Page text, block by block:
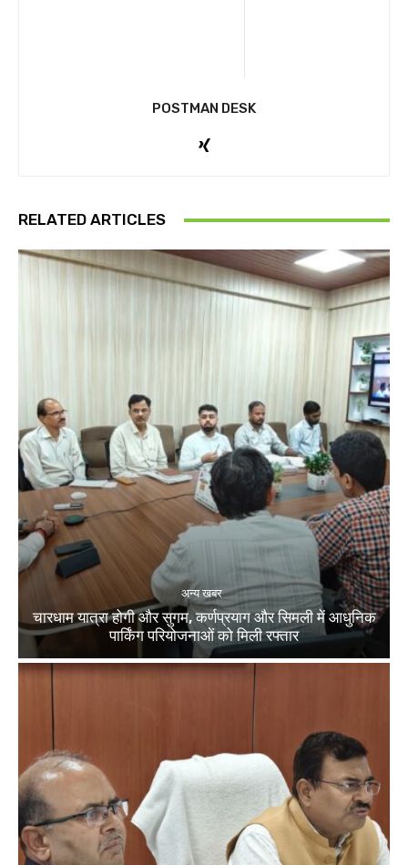
POSTMAN DESK
RELATED ARTICLES
अन्य खबर
चारधाम यात्रा होगी और सुगम, कर्णप्रयाग और सिमली में आधुनिक
पार्किंग परियोजनाओं को मिली रफ्तार